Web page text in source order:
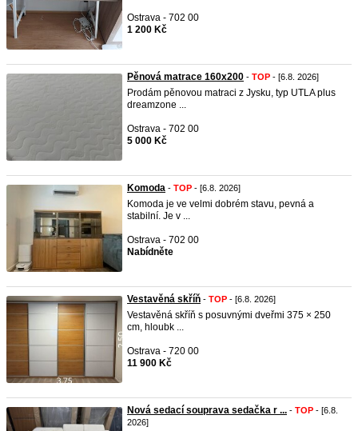
Ostrava - 702 00
1 200 Kč
Pěnová matrace 160x200 - TOP - [6.8. 2026]
Prodám pěnovou matraci z Jysku, typ UTLA plus
dreamzone ...
Ostrava - 702 00
5 000 Kč
Komoda - TOP - [6.8. 2026]
Komoda je ve velmi dobrém stavu, pevná a
stabilní. Je v ...
Ostrava - 702 00
Nabídněte
Vestavěná skříň - TOP - [6.8. 2026]
Vestavěná skříň s posuvnými dveřmi 375 × 250
cm, hloubk ...
Ostrava - 720 00
11 900 Kč
Nová sedací souprava sedačka r ... - TOP - [6.8.
2026]